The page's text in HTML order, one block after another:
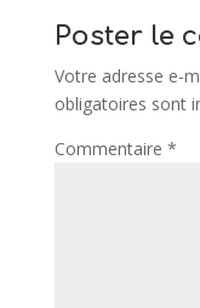
Poster le
Votre adresse e-
obligatoires sont
Commentaire *